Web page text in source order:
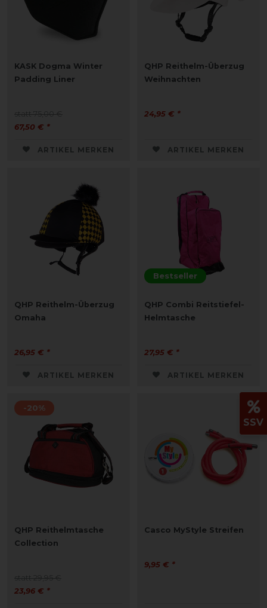
KASK Dogma Winter
Padding Liner
67,50 € *
ARTIKEL MERKEN
QHP Reithelm-Überzug
Weihnachten
24,95 € *
ARTIKEL MERKEN
QHP Reithelm-Überzug
Omaha
26,95 € *
ARTIKEL MERKEN
Bestseller
QHP Combi Reitstiefel-
Helmtasche
27,95 € *
ARTIKEL MERKEN
-20%
QHP Reithelmtasche
Collection
23,96 € *
Casco MyStyle Streifen
9,95 € *
SSV